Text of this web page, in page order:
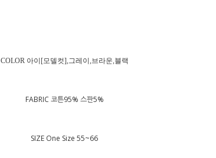
COLOR 아이[모델컷],그레이,브라운,블랙
FABRIC 코튼95% 스판5%
SIZE One Size 55~66